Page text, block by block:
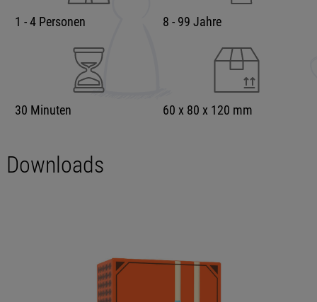
1 - 4 Personen 8 - 99 Jahre
30 Minuten 60 x 80 x 120 mm
Downloads